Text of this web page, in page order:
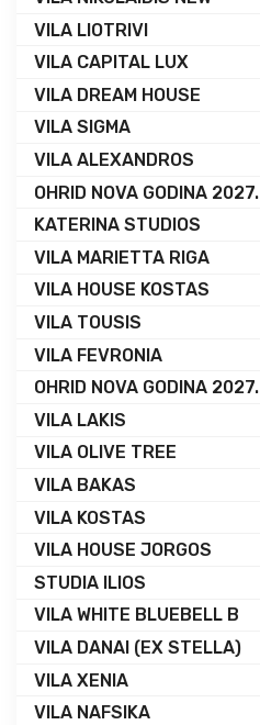
VILA LIOTRIVI
VILA CAPITAL LUX
VILA DREAM HOUSE
VILA SIGMA
VILA ALEXANDROS
OHRID NOVA GODINA 2027.
KATERINA STUDIOS
VILA MARIETTA RIGA
VILA HOUSE KOSTAS
VILA TOUSIS
VILA FEVRONIA
OHRID NOVA GODINA 2027.
VILA LAKIS
VILA OLIVE TREE
VILA BAKAS
VILA KOSTAS
VILA HOUSE JORGOS
STUDIA ILIOS
VILA WHITE BLUEBELL B
VILA DANAI (EX STELLA)
VILA XENIA
VILA NAFSIKA